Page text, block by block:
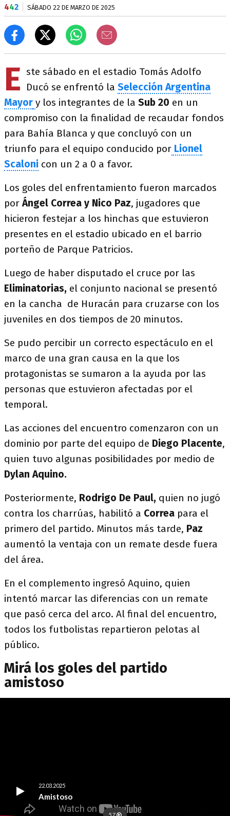
442 SÁBADO 22 DE MARZO DE 2025
E ste sábado en el estadio Tomás Adolfo
Ducó se enfrentó la Selección Argentina
Mayor y los integrantes de la Sub 20 en un
compromiso con la finalidad de recaudar fondos
para Bahía Blanca y que concluyó con un
triunfo para el equipo conducido por Lionel
Scaloni con un 2 a 0 a favor.
Los goles del enfrentamiento fueron marcados
porÁngel Correa y Nico Paz, jugadores que
hicieron festejar a los hinchas que estuvieron
presentes en el estadio ubicado en el barrio
porteño de Parque Patricios.
Luego de haber disputado el cruce por las
Eliminatorias, el conjunto nacional se presentó
en la cancha de Huracán para cruzarse con los
juveniles en dos tiempos de 20 minutos.
Se pudo percibir un correcto espectáculo en el
marco de una gran causa en la que los
protagonistas se sumaron a la ayuda por las
personas que estuvieron afectadas por el
temporal.
Las acciones del encuentro comenzaron con un
dominio por parte del equipo de Diego Placente,
quien tuvo algunas posibilidades por medio de
Dylan Aquino.
Posteriormente, Rodrigo De Paul, quien no jugó
contra los charrúas, habilitó a Correa para el
primero del partido. Minutos más tarde, Paz
aumentó la ventaja con un remate desde fuera
del área.
En el complemento ingresó Aquino, quien
intentó marcar las diferencias con un remate
que pasó cerca del arco. Al final del encuentro,
todos los futbolistas repartieron pelotas al
público.
Mirá los goles del partido
amistoso